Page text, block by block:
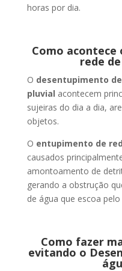
horas por dia.
Como
rede
O desentupimento
pluvial acontecem
sujeiras do dia a dia,
objetos.
O entupimento de
causados
amontoamento de
gerando a obstrução
de água que escoa
Como fazer
evitando o